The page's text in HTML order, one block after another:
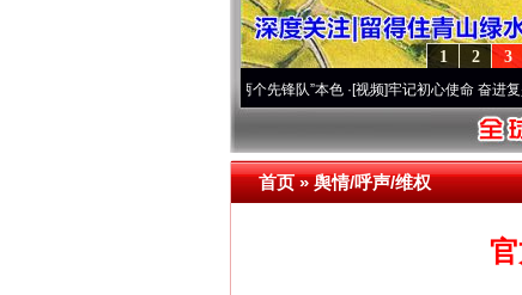
3
2
1
永葆“两个先锋队”本色·[视频]牢记初心使命 奋进复兴征程丨
首页»舆情/呼声/维权